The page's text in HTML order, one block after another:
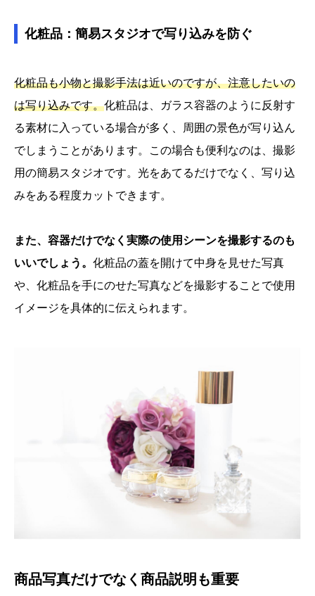
化粧品：簡易スタジオで写り込みを防ぐ
化粧品も小物と撮影手法は近いのですが、注意したいの
は写り込みです。化粧品は、ガラス容器のように反射す
る素材に入っている場合が多く、周囲の景色が写り込ん
でしまうことがあります。この場合も便利なのは、撮影
用の簡易スタジオです。光をあてるだけでなく、写り込
みをある程度カットできます。
また、容器だけでなく実際の使用シーンを撮影するのも
いいでしょう。 化粧品の蓋を開けて中身を見せた写真
や、化粧品を手にのせた写真などを撮影することで使用
イメージを具体的に伝えられます。
商品写真だけでなく商品説明も重要